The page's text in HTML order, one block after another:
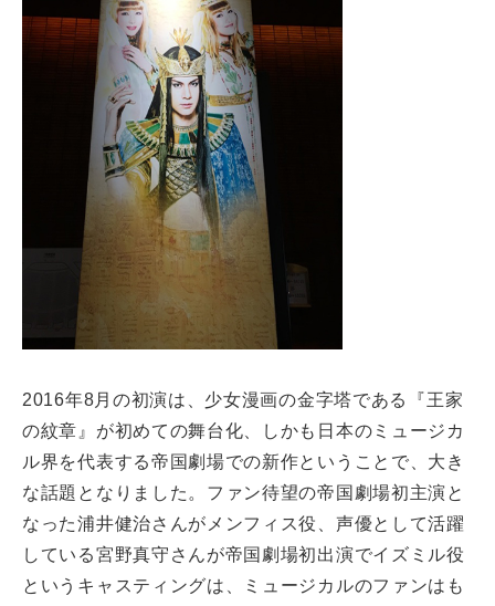
2016年8月の初演は、少女漫画の金字塔である『王家
の紋章』が初めての舞台化、しかも日本のミュージカ
ル界を代表する帝国劇場での新作ということで、大き
な話題となりました。ファン待望の帝国劇場初主演と
なった浦井健治さんがメンフィス役、声優として活躍
している宮野真守さんが帝国劇場初出演でイズミル役
というキャスティングは、ミュージカルのファンはも